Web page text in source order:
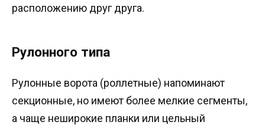
расположению друг друга.
Рулонного типа
Рулонные ворота (роллетные) напоминают
секционные, но имеют более мелкие сегменты,
а чаще неширокие планки или цельный